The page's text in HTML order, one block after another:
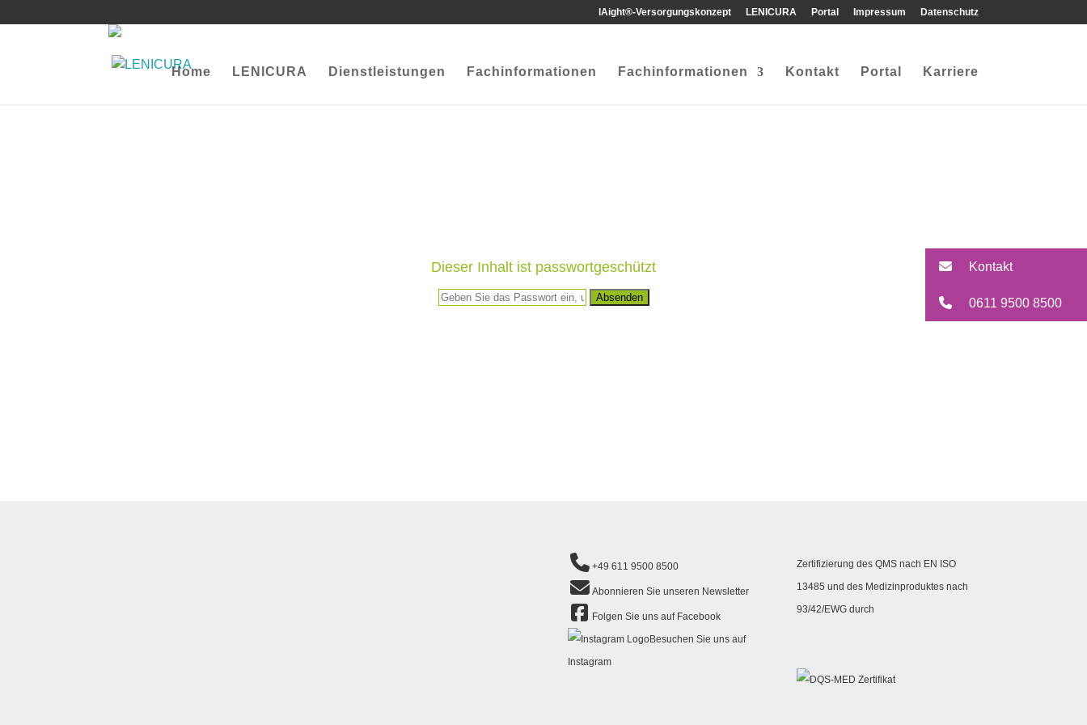
lAight®-Versorgungskonzept LENICURA Portal Impressum Datenschutz
Home LENICURA Dienstleistungen Fachinformationen Fachinformationen Kontakt Portal Karriere
Dieser Inhalt ist passwortgeschützt
Absenden
+49 611 9500 8500
Abonnieren Sie unseren Newsletter
Folgen Sie uns auf Facebook
Besuchen Sie uns auf
Instagram
Zertifizierung des QMS nach EN ISO
13485 und des Medizinproduktes nach
93/42/EWG durch
Kontakt
0611 9500 8500